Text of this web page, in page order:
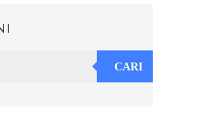
CARI